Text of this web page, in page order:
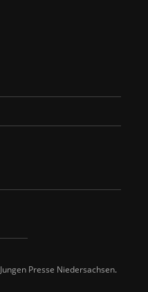
Jungen Presse Niedersachsen.